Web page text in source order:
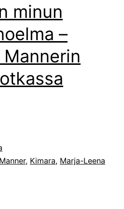
minun
–
, Kimara, Marja-Leena